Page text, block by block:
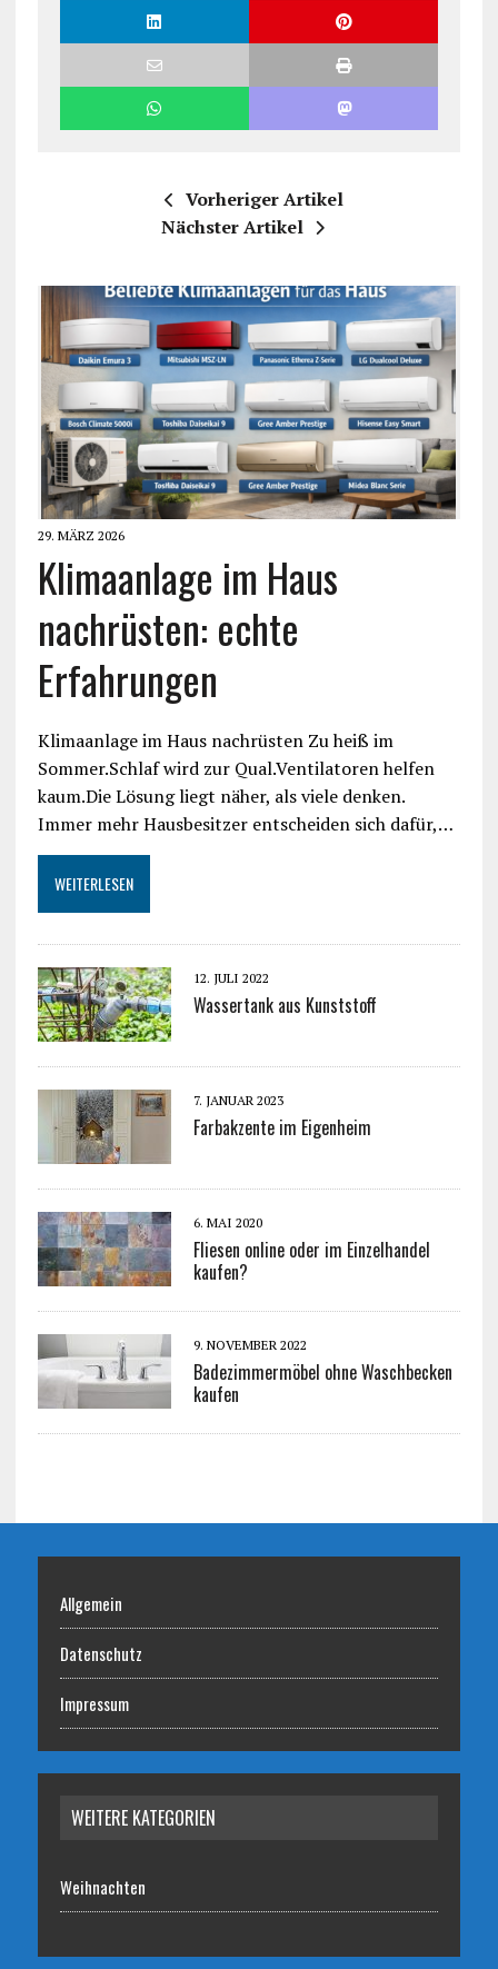
Vorheriger Artikel
Nächster Artikel
29. MÄRZ 2026
Klimaanlage im Haus
nachrüsten: echte
Erfahrungen
Klimaanlage im Haus nachrüsten Zu heiß im
Sommer.Schlaf wird zur Qual.Ventilatoren helfen
kaum.Die Lösung liegt näher, als viele denken.
Immer mehr Hausbesitzer entscheiden sich dafür,…
WEITERLESEN
12. JULI 2022
Wassertank aus Kunststoff
7. JANUAR 2023
Farbakzente im Eigenheim
6. MAI 2020
Fliesen online oder im Einzelhandel
kaufen?
9. NOVEMBER 2022
Badezimmermöbel ohne Waschbecken
kaufen
Allgemein
Datenschutz
Impressum
WEITERE KATEGORIEN
Weihnachten